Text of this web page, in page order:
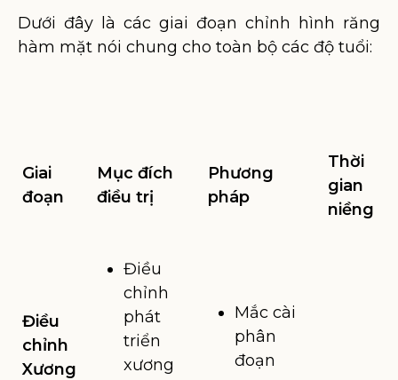
Dưới đây là các giai đoạn chỉnh hình răng
hàm mặt nói chung cho toàn bộ các độ tuổi:
Giai
đoạn
Mục đích
điều trị
Phương
pháp
Thời
gian
niềng
Điều
chỉnh
Xương
Điều
chỉnh
phát
triển
xương
Mắc cài
phân
đoạn